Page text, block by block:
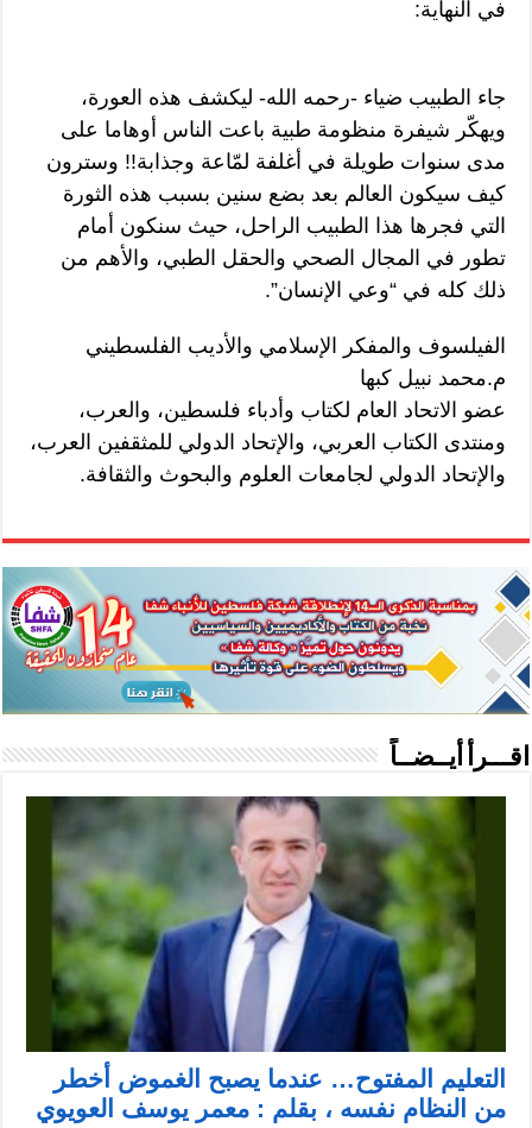
في النهاية:
جاء الطبيب ضياء -رحمه الله- ليكشف هذه العورة،
ويهكّر شيفرة منظومة طبية باعت الناس أوهاما على
مدى سنوات طويلة في أغلفة لمّاعة وجذابة!! وسترون
كيف سيكون العالم بعد بضع سنين بسبب هذه الثورة
التي فجرها هذا الطبيب الراحل، حيث سنكون أمام
تطور في المجال الصحي والحقل الطبي، والأهم من
ذلك كله في “وعي الإنسان”.
الفيلسوف والمفكر الإسلامي والأديب الفلسطيني
م.محمد نبيل كبها
عضو الاتحاد العام لكتاب وأدباء فلسطين، والعرب،
ومنتدى الكتاب العربي، والإتحاد الدولي للمثقفين العرب،
والإتحاد الدولي لجامعات العلوم والبحوث والثقافة.
اقـــرأ أيــضــاً
التعليم المفتوح… عندما يصبح الغموض أخطر
من النظام نفسه ، بقلم : معمر يوسف العويوي